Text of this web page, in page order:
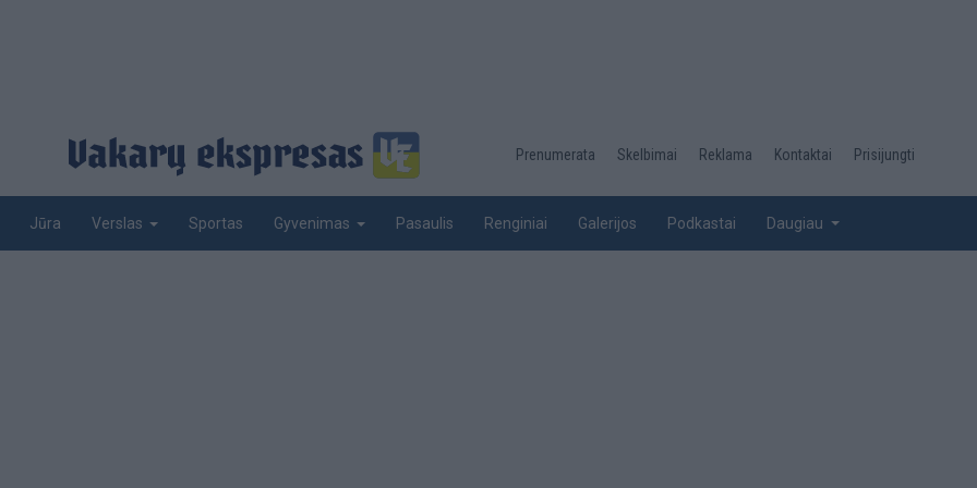
Desktop
top
Prenumerata Skelbimai Reklama Kontaktai Prisijungti
Jūra Verslas Sportas Gyvenimas Pasaulis Renginiai Galerijos Podkastai Daugiau